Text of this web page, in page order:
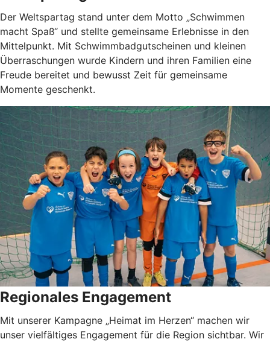
Der Weltspartag stand unter dem Motto „Schwimmen
macht Spaß“ und stellte gemeinsame Erlebnisse in den
Mittelpunkt. Mit Schwimmbadgutscheinen und kleinen
Überraschungen wurde Kindern und ihren Familien eine
Freude bereitet und bewusst Zeit für gemeinsame
Momente geschenkt.
Regionales Engagement
Mit unserer Kampagne „Heimat im Herzen“ machen wir
unser vielfältiges Engagement für die Region sichtbar. Wir